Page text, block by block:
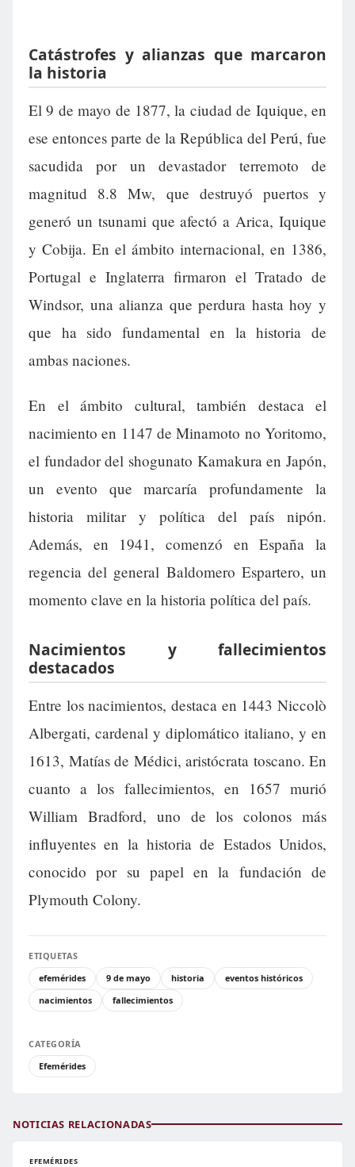
Catástrofes y alianzas que marcaron
la historia
El 9 de mayo de 1877, la ciudad de Iquique, en
ese entonces parte de la República del Perú, fue
sacudida por un devastador terremoto de
magnitud 8.8 Mw, que destruyó puertos y
generó un tsunami que afectó a Arica, Iquique
y Cobija. En el ámbito internacional, en 1386,
Portugal e Inglaterra firmaron el Tratado de
Windsor, una alianza que perdura hasta hoy y
que ha sido fundamental en la historia de
ambas naciones.
En el ámbito cultural, también destaca el
nacimiento en 1147 de Minamoto no Yoritomo,
el fundador del shogunato Kamakura en Japón,
un evento que marcaría profundamente la
historia militar y política del país nipón.
Además, en 1941, comenzó en España la
regencia del general Baldomero Espartero, un
momento clave en la historia política del país.
Nacimientos y fallecimientos
destacados
Entre los nacimientos, destaca en 1443 Niccolò
Albergati, cardenal y diplomático italiano, y en
1613, Matías de Médici, aristócrata toscano. En
cuanto a los fallecimientos, en 1657 murió
William Bradford, uno de los colonos más
influyentes en la historia de Estados Unidos,
conocido por su papel en la fundación de
Plymouth Colony.
ETIQUETAS
efemérides
9 de mayo historia
eventos históricos
nacimientos
fallecimientos
CATEGORÍA
Efemérides
NOTICIAS RELACIONADAS
EFEMÉRIDES